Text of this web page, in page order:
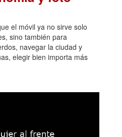
el móvil ya no sirve solo
sino también para
navegar la ciudad y
elegir bien importa más